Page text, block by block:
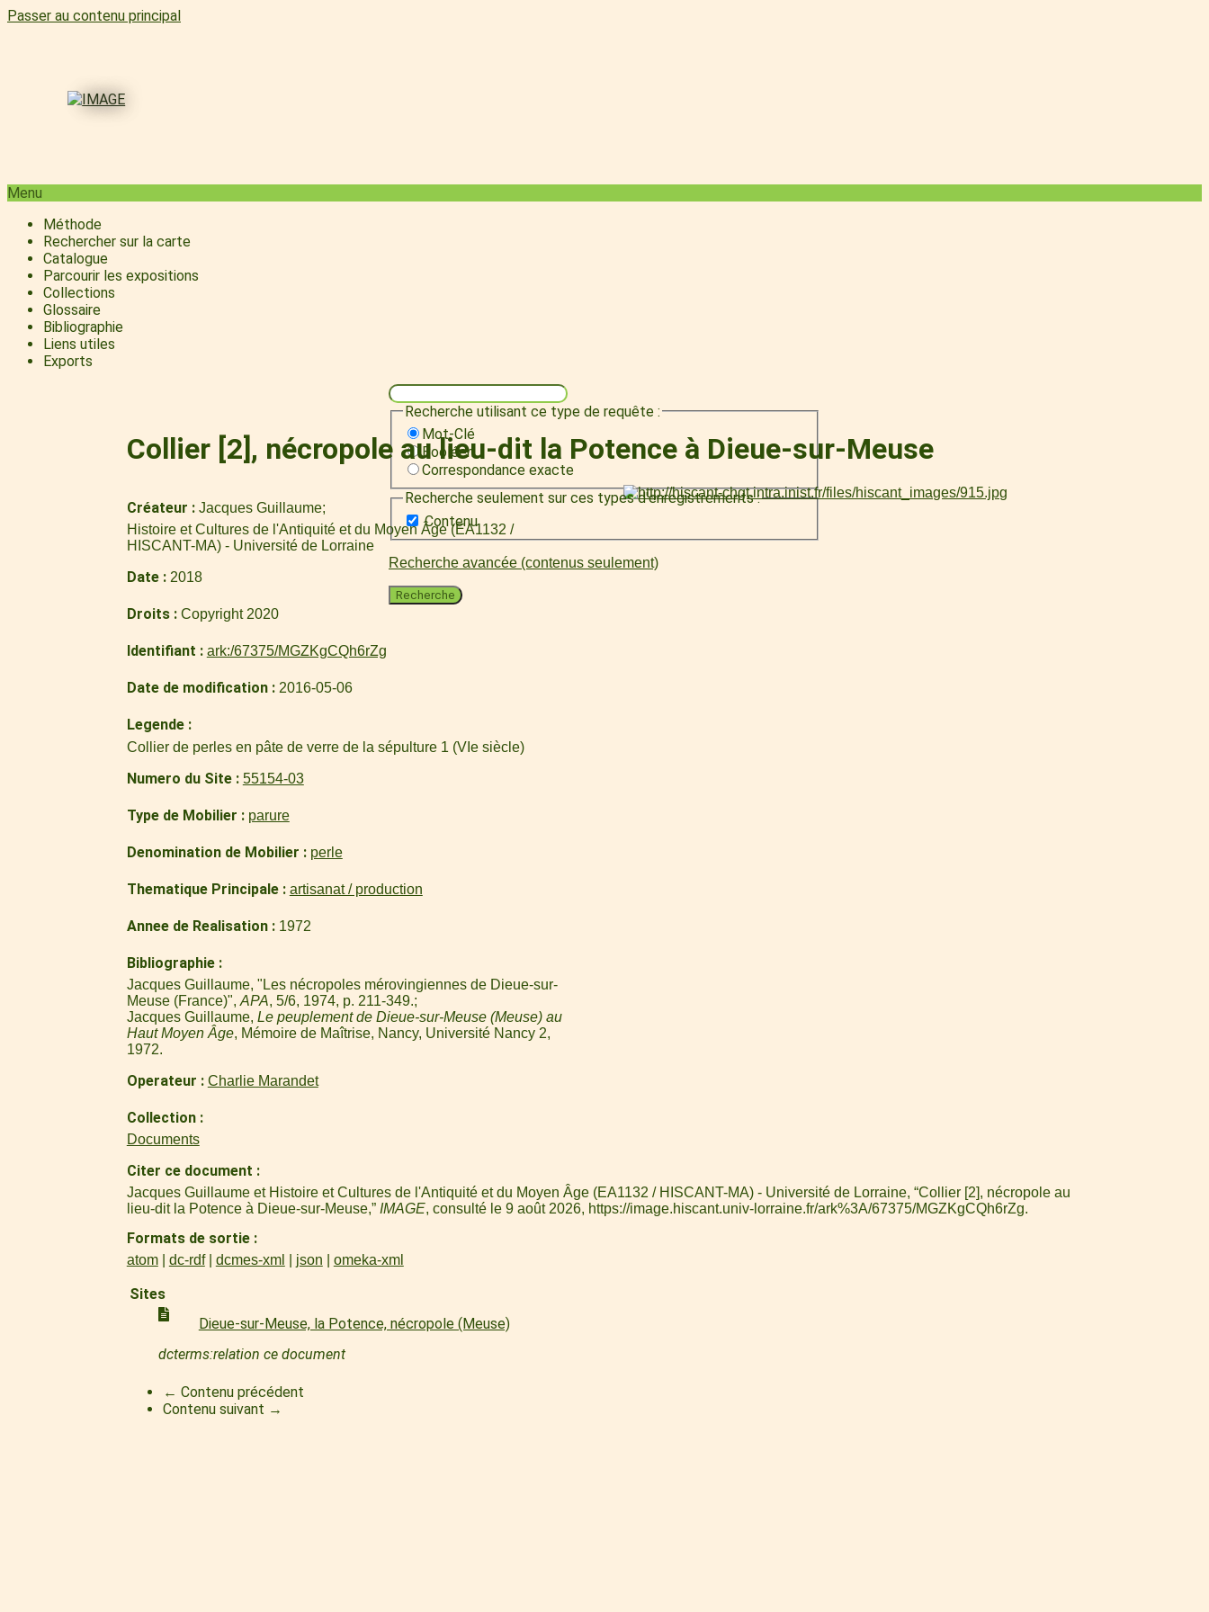
Passer au contenu principal
Menu
Méthode
Rechercher sur la carte
Catalogue
Parcourir les expositions
Collections
Glossaire
Bibliographie
Liens utiles
Exports
Recherche utilisant ce type de requête :
Mot-Clé
Booléen
Correspondance exacte
Recherche seulement sur ces types d'enregistrements :
Contenu
Recherche avancée (contenus seulement)
Recherche
Collier [2], nécropole au lieu-dit la Potence à Dieue-sur-Meuse
Créateur
Jacques Guillaume
Histoire et Cultures de l'Antiquité et du Moyen Âge (EA1132 /
HISCANT-MA) - Université de Lorraine
Date 2018
Droits Copyright 2020
Identifiant ark:/67375/MGZKgCQh6rZg
Date de modification 2016-05-06
Legende
Collier de perles en pâte de verre de la sépulture 1 (VIe siècle)
Numero du Site 55154-03
Type de Mobilier parure
Denomination de Mobilier perle
Thematique Principale artisanat / production
Annee de Realisation 1972
Bibliographie
Jacques Guillaume, "Les nécropoles mérovingiennes de Dieue-sur-
Meuse (France)",APA, 5/6, 1974, p. 211-349.
Jacques Guillaume, Le peuplement de Dieue-sur-Meuse (Meuse) au
Haut Moyen Âge, Mémoire de Maîtrise, Nancy, Université Nancy 2,
1972.
Operateur Charlie Marandet
Collection
Documents
Citer ce document
Jacques Guillaume et Histoire et Cultures de l'Antiquité et du Moyen Âge (EA1132 / HISCANT-MA) - Université de Lorraine, “Collier [2], nécropole au
lieu-dit la Potence à Dieue-sur-Meuse,” IMAGE, consulté le 9 août 2026, https://image.hiscant.univ-lorraine.fr/ark%3A/67375/MGZKgCQh6rZg.
Formats de sortie
atom dc-rdf dcmes-xml json omeka-xml
Sites
Dieue-sur-Meuse, la Potence, nécropole (Meuse)
dcterms:relation ce document
← Contenu précédent
Contenu suivant →